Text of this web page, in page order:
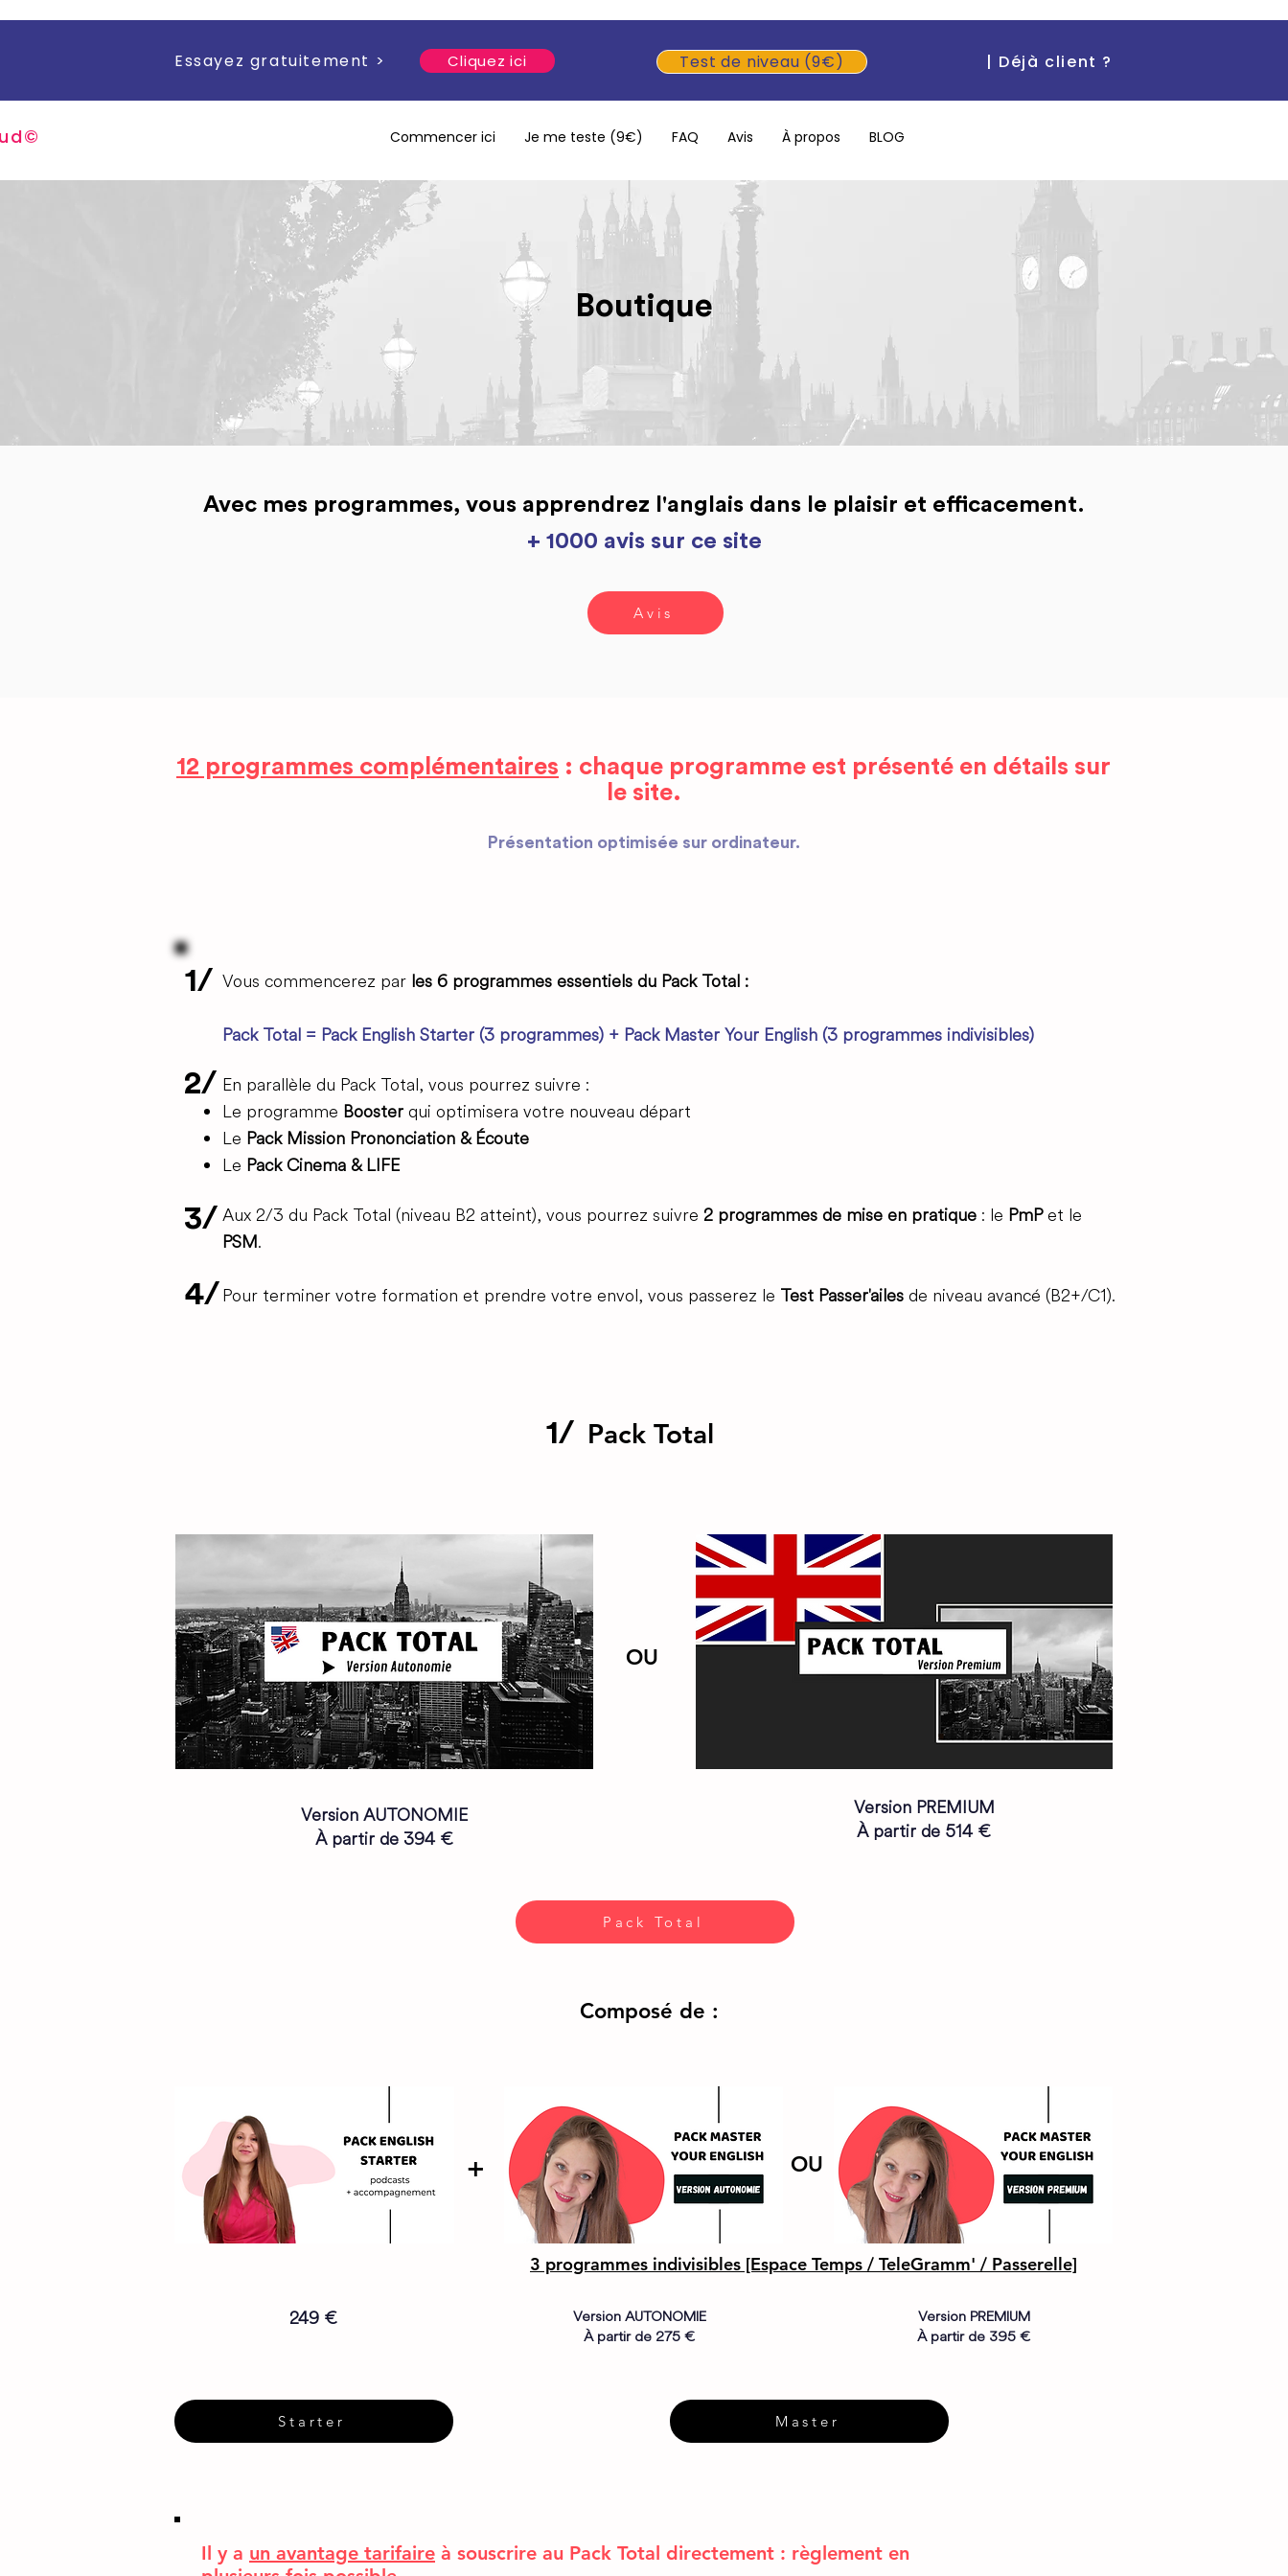
Essayez gratuitement > Cliquez ici Test de niveau (9€) | Déjà client ?
d© Commencer ici Je me teste (9€) FAQ Avis À propos BLOG
Boutique
Avec mes programmes, vous apprendrez l'anglais dans le plaisir et efficacement.
+ 1000 avis sur ce site
Avis
12 programmes complémentaires : chaque programme est présenté en détails sur
le site.
Présentation optimisée sur ordinateur.
1/
2/
3/
4/
Vous commencerez par les 6 programmes essentiels du Pack Total :
Pack Total = Pack English Starter (3 programmes) + Pack Master Your English (3 programmes indivisibles)
En parallèle du Pack Total, vous pourrez suivre :
Le programme Booster qui optimisera votre nouveau départ
Le Pack Mission Prononciation & Écoute
Le Pack Cinema & LIFE
Aux 2/3 du Pack Total (niveau B2 atteint), vous pourrez suivre 2 programmes de mise en pratique : le PmPet le
PSM.
Pour terminer votre formation et prendre votre envol, vous passerez le Test Passer'ailes de niveau avancé (B2+/C1).
1/ Pack Total
OU
Version AUTONOMIE
À partir de 394 €
Version PREMIUM
À partir de 514 €
Pack Total
Composé de :
+ OU
3 programmes indivisibles [Espace Temps / TeleGramm' / Passerelle]
249 €
Starter
Version AUTONOMIE
À partir de 275 €
Version PREMIUM
À partir de 395 €
Master
Il y a un avantage tarifaire à souscrire au Pack Total directement : règlement en